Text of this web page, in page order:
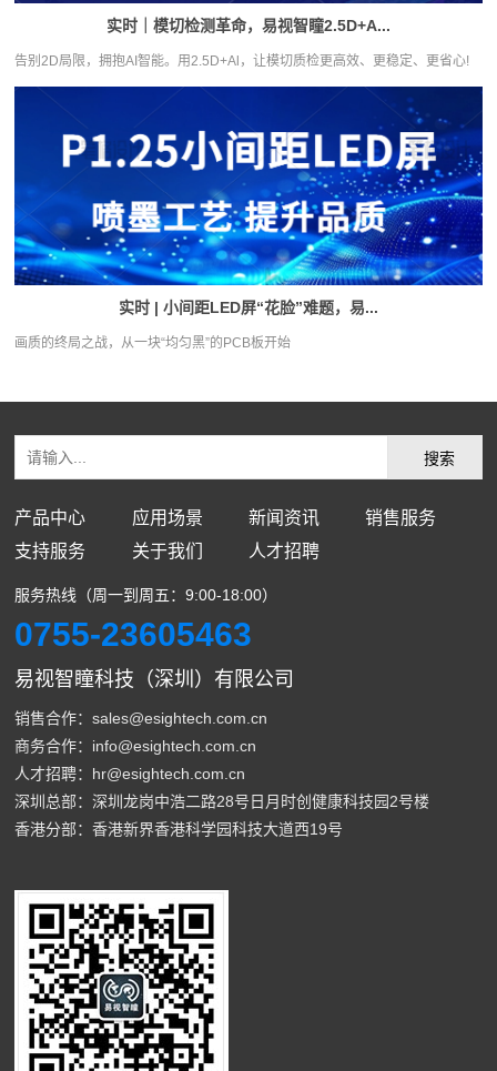
实时｜模切检测革命，易视智瞳2.5D+A...
告别2D局限，拥抱AI智能。用2.5D+Al，让模切质检更高效、更稳定、更省心!
实时 | 小间距LED屏“花脸”难题，易...
画质的终局之战，从一块“均匀黑”的PCB板开始
产品中心 应用场景 新闻资讯
销售服务
支持服务
关于我们 人才招聘
服务热线（周一到周五：9:00-18:00）
0755-23605463
易视智瞳科技（深圳）有限公司
销售合作：sales@esightech.com.cn
商务合作：info@esightech.com.cn
人才招聘：hr@esightech.com.cn
深圳总部：深圳龙岗中浩二路28号日月时创健康科技园2号楼
香港分部：香港新界香港科学园科技大道西19号